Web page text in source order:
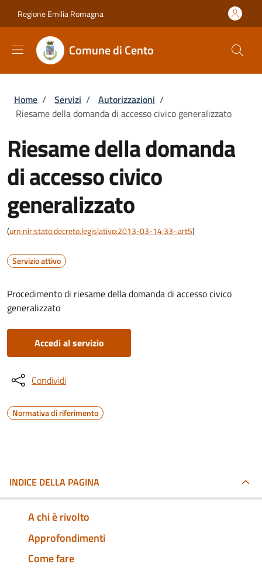
Regione Emilia Romagna
Comune di Cento
Briciole di pane
Home / Servizi / Autorizzazioni /
Riesame della domanda di accesso civico generalizzato
Riesame della domanda
di accesso civico
generalizzato
(urn:nir:stato:decreto.legislativo:2013-03-14;33~art5)
Servizio attivo
Procedimento di riesame della domanda di accesso civico
generalizzato
Accedi al servizio
Condividi
Normativa di riferimento
INDICE DELLA PAGINA
A chi è rivolto
Approfondimenti
Come fare